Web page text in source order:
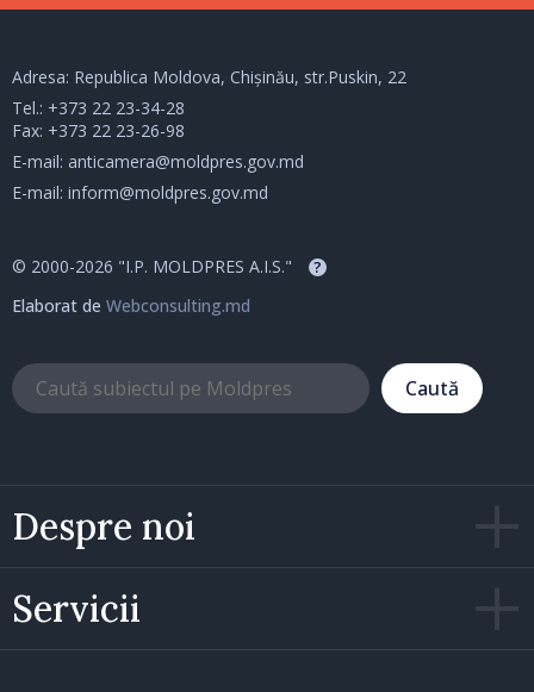
Despre noi
Servicii
Adresa: Republica Moldova, Chișinău, str.Puskin, 22
Tel.: +373 22 23-34-28
Fax: +373 22 23-26-98
E-mail: anticamera@moldpres.gov.md
E-mail: inform@moldpres.gov.md
© 2000-2026 "I.P. MOLDPRES A.I.S." ?
Elaborat de Webconsulting.md
Caută